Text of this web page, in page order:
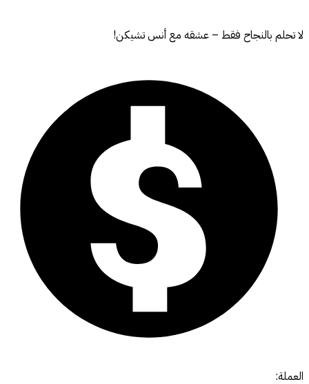
لا تحلم بالنجاح فقط – عشقه مع أنس تشيكن!
العملة: